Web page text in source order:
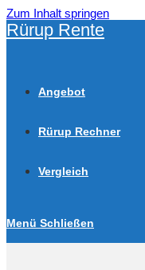
Zum Inhalt springen
Rürup Rente
Angebot
Rürup Rechner
Vergleich
Menü Schließen